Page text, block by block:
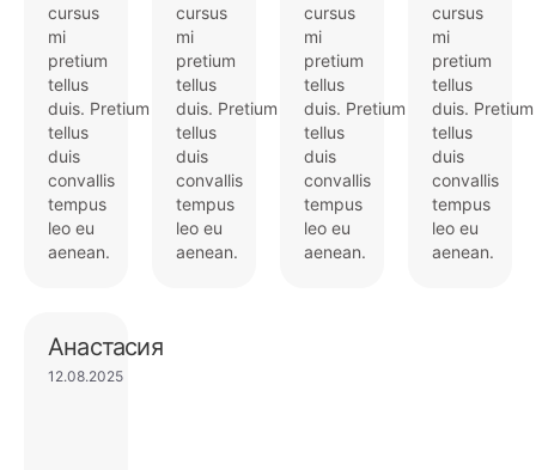
cursus
mi
pretium
tellus
duis. Pretium
tellus
duis
convallis
tempus
leo eu
aenean.
cursus
mi
pretium
tellus
duis. Pretium
tellus
duis
convallis
tempus
leo eu
aenean.
cursus
mi
pretium
tellus
duis. Pretium
tellus
duis
convallis
tempus
leo eu
aenean.
cursus
mi
pretium
tellus
duis. Pretium
tellus
duis
convallis
tempus
leo eu
aenean.
Анастасия
12.08.2025